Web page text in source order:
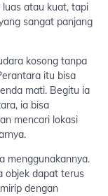
atau kuat, tapi
sangat panjang
kosong tanpa
itu bisa
mati. Begitu ia
ia bisa
mencari lokasi
menggunakannya.
objek dapat terus
dengan